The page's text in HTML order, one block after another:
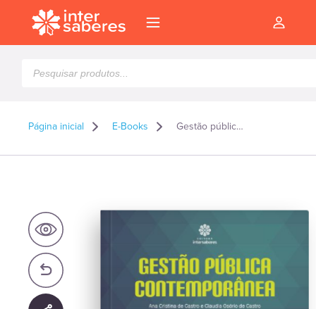
produtos
Página inicial E-Books Gestão pública contemporânea – E-book